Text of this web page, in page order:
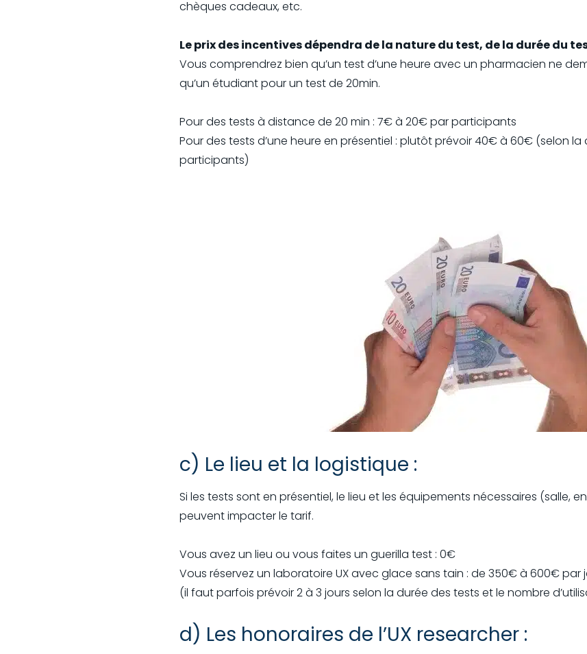
chèques cadeaux, etc.
Le prix des incentives dépendra de la nature du test, de la durée du
Vous comprendrez bien qu’un test d’une heure avec un pharmacien ne
qu’un étudiant pour un test de 20min.
Pour des tests à distance de 20 min : 7€ à 20€ par participants
Pour des tests d’une heure en présentiel : plutôt prévoir 40€ à 60€ (selon
participants)
c) Le lieu et la logistique :
Si les tests sont en présentiel, le lieu et les équipements nécessaires (salle,
peuvent impacter le tarif.
Vous avez un lieu ou vous faites un guerilla test : 0€
Vous réservez un laboratoire UX avec glace sans tain : de 350€ à 600€ par
(il faut parfois prévoir 2 à 3 jours selon la durée des tests et le nombre
d) Les honoraires de l’UX researcher :